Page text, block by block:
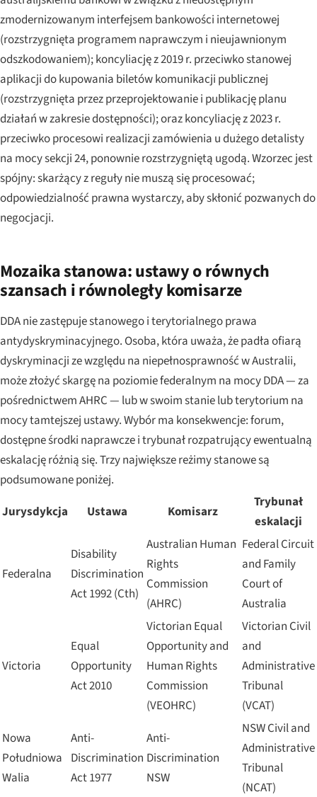
zmodernizowanym interfejsem bankowości internetowej
(rozstrzygnięta programem naprawczym i nieujawnionym
odszkodowaniem); koncyliację z 2019 r. przeciwko stanowej
aplikacji do kupowania biletów komunikacji publicznej
(rozstrzygnięta przez przeprojektowanie i publikację planu
działań w zakresie dostępności); oraz koncyliację z 2023 r.
przeciwko procesowi realizacji zamówienia u dużego detalisty
na mocy sekcji 24, ponownie rozstrzygniętą ugodą. Wzorzec jest
spójny: skarżący z reguły nie muszą się procesować;
odpowiedzialność prawna wystarczy, aby skłonić pozwanych do
negocjacji.
Mozaika stanowa: ustawy o równych
szansach i równoległy komisarze
DDA nie zastępuje stanowego i terytorialnego prawa
antydyskryminacyjnego. Osoba, która uważa, że padła ofiarą
dyskryminacji ze względu na niepełnosprawność w Australii,
może złożyć skargę na poziomie federalnym na mocy DDA — za
pośrednictwem AHRC — lub w swoim stanie lub terytorium na
mocy tamtejszej ustawy. Wybór ma konsekwencje: forum,
dostępne środki naprawcze i trybunał rozpatrujący ewentualną
eskalację różnią się. Trzy największe reżimy stanowe są
podsumowane poniżej.
Jurysdykcja
Ustawa Komisarz
Trybunał
eskalacji
Federalna
Disability
Discrimination
Act 1992 (Cth)
Australian Human
Rights
Commission
(AHRC)
Federal Circuit
and Family
Court of
Australia
Victoria
Equal
Opportunity
Act 2010
Victorian Equal
Opportunity and
Human Rights
Commission
(VEOHRC)
Victorian Civil
and
Administrative
Tribunal
(VCAT)
Nowa
Południowa
Walia
Anti-
Discrimination
Act 1977
Anti-
Discrimination
NSW
NSW Civil and
Administrative
Tribunal
(NCAT)